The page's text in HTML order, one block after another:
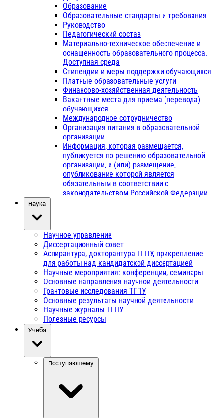
Образование
Образовательные стандарты и требования
Руководство
Педагогический состав
Материально-техническое обеспечение и
оснащенность образовательного процесса.
Доступная среда
Стипендии и меры поддержки обучающихся
Платные образовательные услуги
Финансово-хозяйственная деятельность
Вакантные места для приема (перевода)
обучающихся
Международное сотрудничество
Организация питания в образовательной
организации
Информация, которая размещается,
публикуется по решению образовательной
организации, и (или) размещение,
опубликование которой является
обязательным в соответствии с
законодательством Российской Федерации
Наука
Научное управление
Диссертационный совет
Аспирантура, докторантура ТГПУ, прикрепление
для работы над кандидатской диссертацией
Научные мероприятия: конференции, семинары
Основные направления научной деятельности
Грантовые исследования ТГПУ
Основные результаты научной деятельности
Научные журналы ТГПУ
Полезные ресурсы
Учёба
Поступающему